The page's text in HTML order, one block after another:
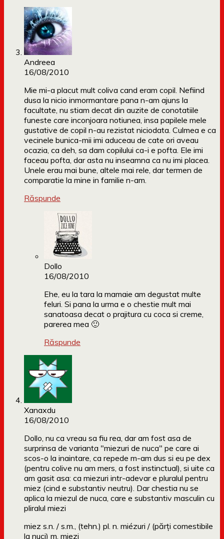
Andreea
16/08/2010
Mie mi-a placut mult coliva cand eram copil. Nefiind
dusa la nicio inmormantare pana n-am ajuns la
facultate, nu stiam decat din auzite de conotatiile
funeste care inconjoara notiunea, insa papilele mele
gustative de copil n-au rezistat niciodata. Culmea e ca
vecinele bunica-mii imi aduceau de cate ori aveau
ocazia, ca deh, sa dam copilului ca-i e pofta. Ele imi
faceau pofta, dar asta nu inseamna ca nu imi placea.
Unele erau mai bune, altele mai rele, dar termen de
comparatie la mine in familie n-am.
Răspunde
Dollo
16/08/2010
Ehe, eu la tara la mamaie am degustat multe
feluri. Si pana la urma e o chestie mult mai
sanatoasa decat o prajitura cu coca si creme,
parerea mea 🙂
Răspunde
Xanaxdu
16/08/2010
Dollo, nu ca vreau sa fiu rea, dar am fost asa de
surprinsa de varianta "miezuri de nuca" pe care ai
scos-o la inaintare, ca repede m-am dus si eu pe dex
(pentru colive nu am mers, a fost instinctual), si uite ca
am gasit asa: ca miezuri intr-adevar e pluralul pentru
miez (cind e substantiv neutru). Dar chestia nu se
aplica la miezul de nuca, care e substantiv masculin cu
pliralul miezi
miez s.n. / s.m., (tehn.) pl. n. miézuri / (părți comestibile
la nuci) m. miezi